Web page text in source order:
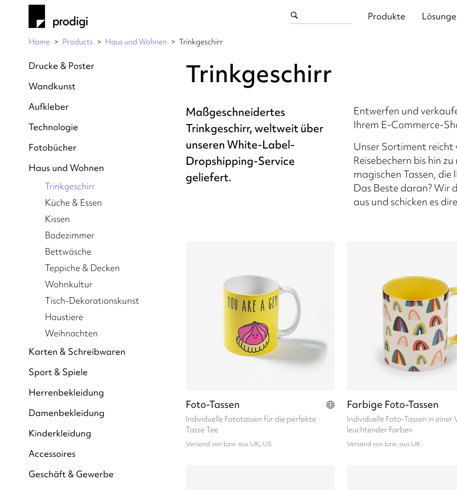
Produkte
Home Products Haus und Wohnen Trinkgeschirr
Trinkgeschirr
Maßgeschneidertes
Trinkgeschirr, weltweit über
unseren White-Label-
Dropshipping-Service
geliefert.
Entwerfen und
Ihrem E-Commerce-
Unser Sortiment reicht
Reisebechern bis hin
magischen Tassen,
Das Beste daran? Wir
aus und schicken es
Foto-Tassen
Individuelle Fototassen für die perfekte
Tasse Tee
Versand von bzw. aus UK, US
Farbige Foto-Tassen
Individuelle Foto-Tassen in einer
leuchtender Farben
Versand von bzw. aus UK
Drucke & Poster
Wandkunst
Aufkleber
Technologie
Fotobücher
Haus und Wohnen
Trinkgeschirr
Küche & Essen
Kissen
Badezimmer
Bettwäsche
Teppiche & Decken
Wohnkultur
Tisch-Dekorationskunst
Haustiere
Weihnachten
Karten & Schreibwaren
Sport & Spiele
Herrenbekleidung
Damenbekleidung
Kinderkleidung
Accessoires
Geschäft & Gewerbe